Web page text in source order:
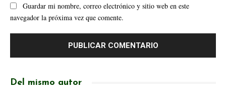
Guardar mi nombre, correo electrónico y sitio web en este
navegador la próxima vez que comente.
Del mismo autor